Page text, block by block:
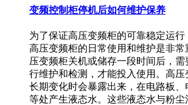
变频控制柜停机后如何维护保养
为了保证高压变频柜的可靠稳定运行
高压变频柜的日常使用和维护是非常
压变频柜关机或储存一段时间后，
行维护和检测，才能投入使用。高
长期变化时会暴露出来，在电路板、
等处产生液态水。这些液态水与粉